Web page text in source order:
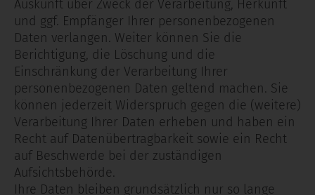
Auskunft über Zweck der Verarbeitung, Herkunft
und ggf. Empfänger Ihrer personenbezogenen
Daten verlangen. Weiter können Sie die
Berichtigung, die Löschung und die
Einschränkung der Verarbeitung Ihrer
personenbezogenen Daten geltend machen. Sie
können jederzeit Widerspruch gegen die (weitere)
Verarbeitung Ihrer Daten erheben und haben ein
Recht auf Datenübertragbarkeit sowie ein Recht
auf Beschwerde bei der zuständigen
Aufsichtsbehörde.
Ihre Daten bleiben grundsätzlich nur so lange